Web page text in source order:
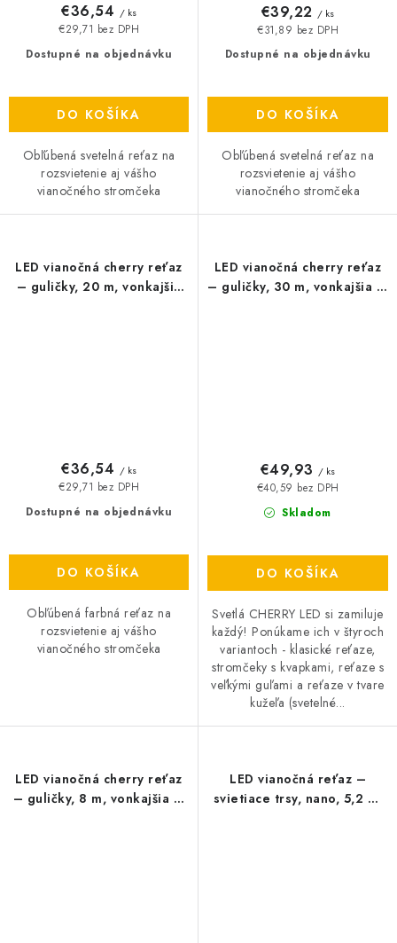
Dostupné na objednávku
€29,71 bez DPH
€36,54 / ks
DO KOŠÍKA
Obľúbená svetelná reťaz na
rozsvietenie aj vášho
vianočného stromčeka
Dostupné na objednávku
€31,89 bez DPH
€39,22 / ks
DO KOŠÍKA
Obľúbená svetelná reťaz na
rozsvietenie aj vášho
vianočného stromčeka
LED vianočná cherry reťaz
– guličky, 20 m, vonkajšia
Dostupné na objednávku
€29,71 bez DPH
€36,54 / ks
DO KOŠÍKA
Obľúbená farbná reťaz na
rozsvietenie aj vášho
vianočného stromčeka
LED vianočná cherry reťaz
– guličky, 30 m, vonkajšia aj
Skladom
€40,59 bez DPH
€49,93 / ks
DO KOŠÍKA
Svetlá CHERRY LED si zamiluje
každý! Ponúkame ich v štyroch
variantoch - klasické reťaze,
stromčeky s kvapkami, reťaze s
veľkými guľami a reťaze v tvare
kužeľa (svetelné...
LED vianočná cherry reťaz
– guličky, 8 m, vonkajšia aj
LED vianočná reťaz –
svietiace trsy, nano, 5,2 m,